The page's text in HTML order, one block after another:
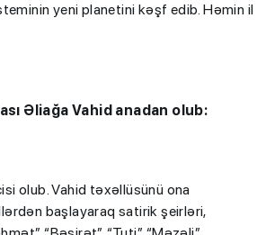
yeni planetini kəşf edib. Həmin il
Əliağa Vahid anadan olub:
olub. Vahid təxəllüsünü ona
başlayaraq satirik şeirləri,